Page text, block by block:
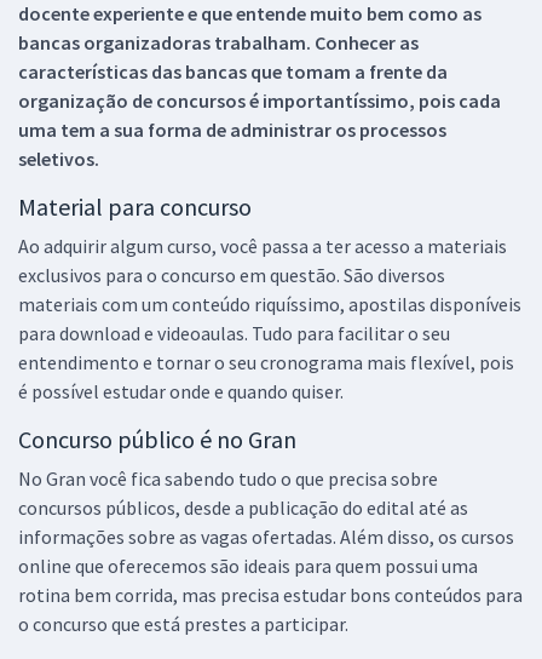
docente experiente e que entende muito bem como as
bancas organizadoras trabalham. Conhecer as
características das bancas que tomam a frente da
organização de concursos é importantíssimo, pois cada
uma tem a sua forma de administrar os processos
seletivos.
Material para concurso
Ao adquirir algum curso, você passa a ter acesso a materiais
exclusivos para o concurso em questão. São diversos
materiais com um conteúdo riquíssimo, apostilas disponíveis
para download e videoaulas. Tudo para facilitar o seu
entendimento e tornar o seu cronograma mais flexível, pois
é possível estudar onde e quando quiser.
Concurso público é no Gran
No Gran você fica sabendo tudo o que precisa sobre
concursos públicos, desde a publicação do edital até as
informações sobre as vagas ofertadas. Além disso, os cursos
online que oferecemos são ideais para quem possui uma
rotina bem corrida, mas precisa estudar bons conteúdos para
o concurso que está prestes a participar.